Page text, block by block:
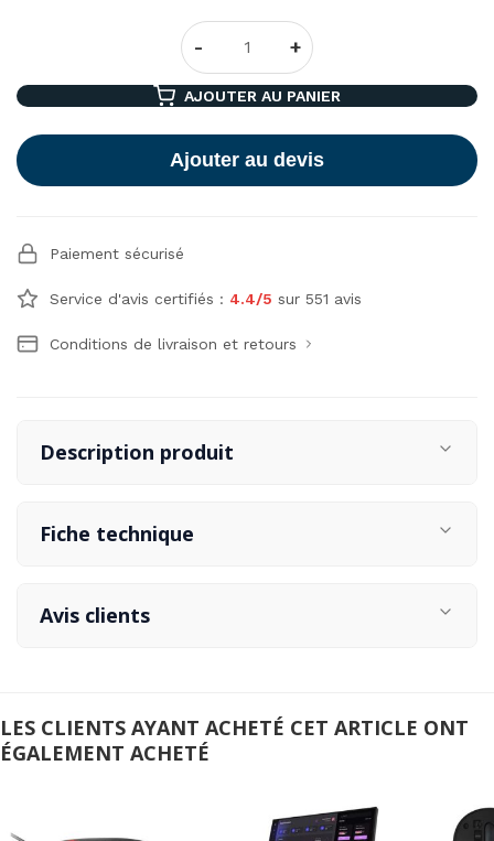
- +
AJOUTER AU PANIER
Ajouter au devis
Paiement sécurisé
Service d'avis certifiés : 4.4/5 sur 551 avis
Conditions de livraison et retours
Description produit
Fiche technique
Avis clients
LES CLIENTS AYANT ACHETÉ CET ARTICLE ONT
ÉGALEMENT ACHETÉ